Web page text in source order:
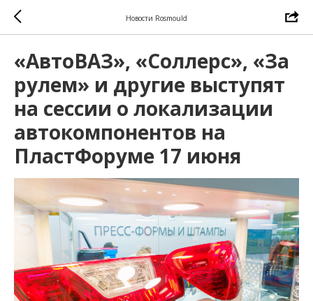
Новости Rosmould
«АвтоВАЗ», «Соллерс», «За
рулем» и другие выступят
на сессии о локализации
автокомпонентов на
ПластФоруме 17 июня